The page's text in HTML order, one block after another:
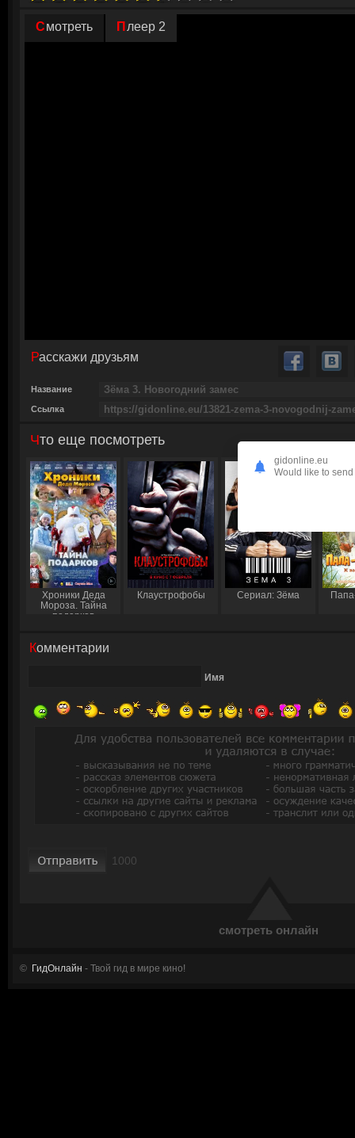
смотреть онлайн
Смотреть Плеер 2
Расскажи друзьям
Название
Ссылка
Что еще посмотреть
Хроники Деда
Мороза. Тайна
подарков
Клаустрофобы Сериал: Зёма
Комментарии
Имя
© ГидОнлайн - Твой гид в мире кино!
gidonline.eu
Would like to